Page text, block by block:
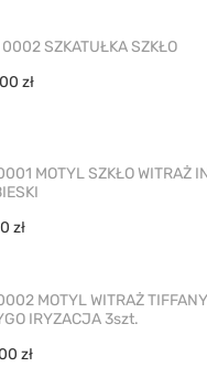
0002 SZKATUŁKA SZKŁO
zł
MOTYL SZKŁO WITRAŻ
zł
MOTYL WITRAŻ
IRYZACJA 3szt.
zł